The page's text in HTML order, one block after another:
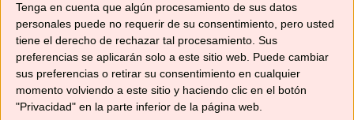
Tenga en cuenta que algún procesamiento de sus datos
personales puede no requerir de su consentimiento, pero usted
tiene el derecho de rechazar tal procesamiento. Sus
preferencias se aplicarán solo a este sitio web. Puede cambiar
sus preferencias o retirar su consentimiento en cualquier
momento volviendo a este sitio y haciendo clic en el botón
"Privacidad" en la parte inferior de la página web.